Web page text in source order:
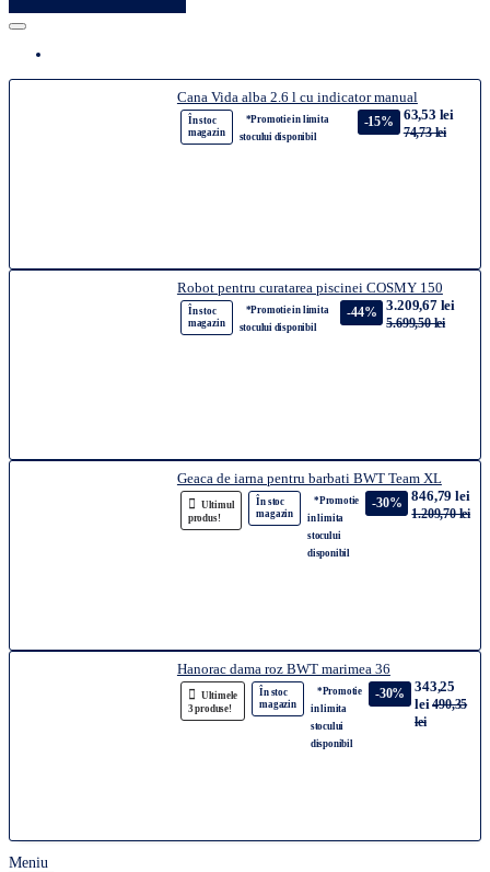
Cana Vida alba 2.6 l cu indicator manual
În stoc
magazin
*Promotie in limita
stocului disponibil
-15% 63,53 lei
74,73 lei
Robot pentru curatarea piscinei COSMY 150
În stoc
magazin
*Promotie in limita
stocului disponibil
-44% 3.209,67 lei
5.699,50 lei
Geaca de iarna pentru barbati BWT Team XL
Ultimul
produs!
În stoc
magazin
*Promotie
in limita
stocului
disponibil
-30% 846,79 lei
1.209,70 lei
Hanorac dama roz BWT marimea 36
Ultimele
3 produse!
În stoc
magazin
*Promotie
in limita
stocului
disponibil
-30%
343,25
lei 490,35
lei
Meniu